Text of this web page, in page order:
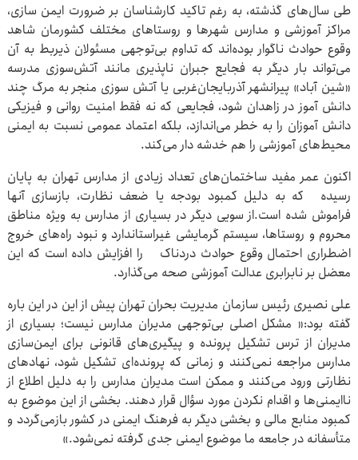
طی سال‌های گذشته، به رغم تاکید کارشناسان بر ضرورت ایمن سازی،
مراکز آموزشی و مدارس شهرها و روستاهای مختلف کشورمان شاهد
وقوع حوادث ناگوار بوده‌اند که تداوم بی‌توجهی مسئولان ذیربط به آن
می‌تواند بار دیگر به فجایع جبران ناپذیری مانند آتش‌سوزی مدرسه
«شین آباد» پیرانشهر آذربایجان‌غربی یا آتش سوزی منجر به مرگ چند
دانش آموز در زاهدان شود، فجایعی که نه فقط امنیت روانی و فیزیکی
دانش آموزان را به خطر می‌اندازد، بلکه اعتماد عمومی نسبت به ایمنی
محیط‌های آموزشی را هم خدشه دار می‌کند.
اکنون عمر مفید ساختمان‌های تعداد زیادی از مدارس تهران به پایان
رسیده که به دلیل کمبود بودجه یا ضعف نظارت، بازسازی آنها
فراموش شده است.از سویی دیگر در بسیاری از مدارس به ویژه مناطق
محروم و روستاها، سیستم گرمایشی غیراستاندارد و نبود راه‌های خروج
اضطراری احتمال وقوع حوادث دردناک را افزایش داده است که این
معضل بر نابرابری عدالت آموزشی صحه می‌گذارد.
علی نصیری رئیس سازمان مدیریت بحران تهران پیش از این در این باره
گفته بود:« مشکل اصلی بی‌توجهی مدیران مدارس نیست؛ بسیاری از
مدیران از ترس تشکیل پرونده و پیگیری‌های قانونی برای ایمن‌سازی
مدارس مراجعه نمی‌کنند و زمانی که پرونده‌ای تشکیل شود، نهادهای
نظارتی ورود می‌کنند و ممکن است مدیران مدارس را به دلیل اطلاع از
ناایمنی‌ها و اقدام نکردن مورد سؤال قرار دهند. بخشی از این موضوع به
کمبود منابع مالی و بخشی دیگر به فرهنگ ایمنی در کشور بازمی‌گردد و
متأسفانه در جامعه ما موضوع ایمنی جدی گرفته نمی‌شود.»